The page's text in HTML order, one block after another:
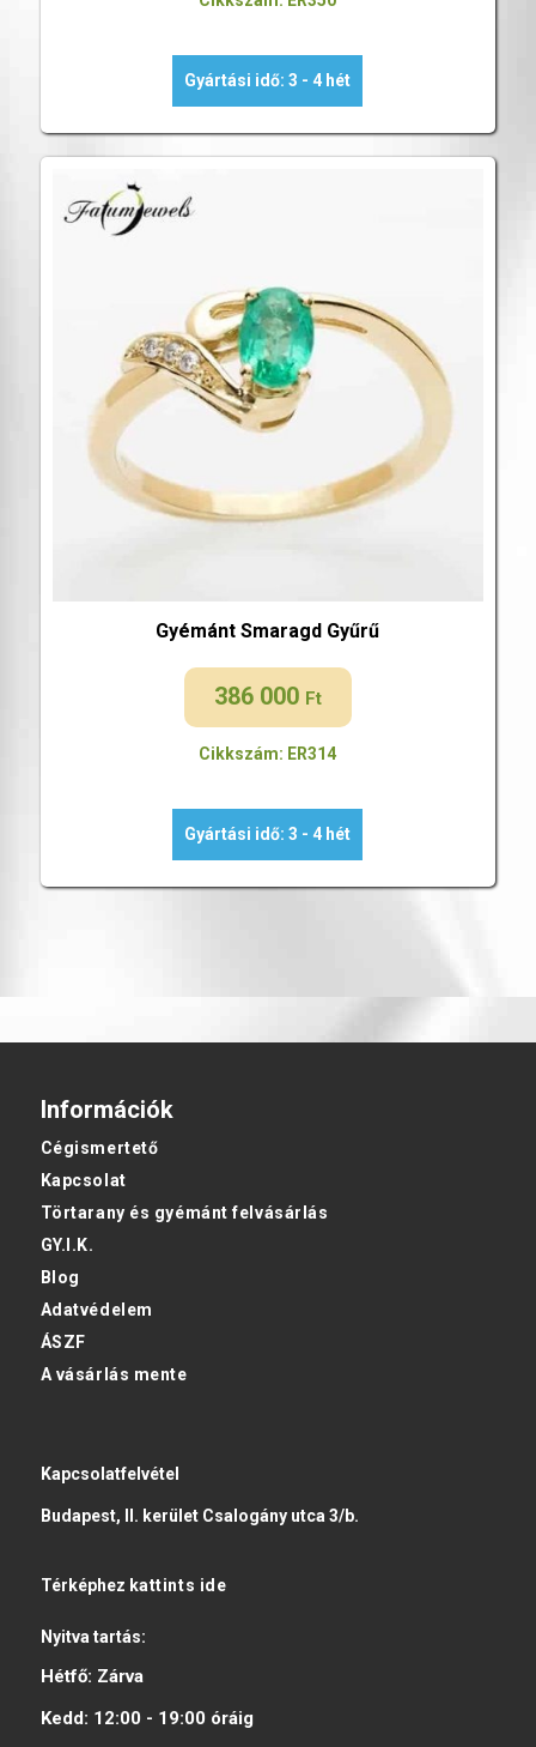
Gyártási idő: 3 - 4 hét
Gyémánt Smaragd Gyűrű
386 000 Ft
Cikkszám: ER314
Gyártási idő: 3 - 4 hét
Információk
Cégismertető
Kapcsolat
Törtarany és gyémánt felvásárlás
GY.I.K.
Blog
Adatvédelem
ÁSZF
A vásárlás mente
Kapcsolatfelvétel
Budapest, II. kerület Csalogány utca 3/b.
Térképhez kattints ide
Nyitva tartás:
Hétfő: Zárva
Kedd: 12:00 - 19:00 óráig